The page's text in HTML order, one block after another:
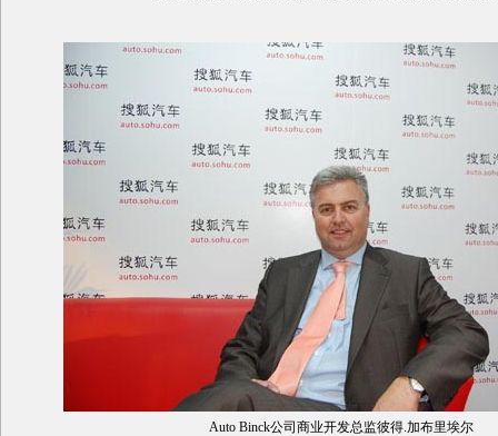
Auto Binck公司商业开发总监彼得.加布里埃尔